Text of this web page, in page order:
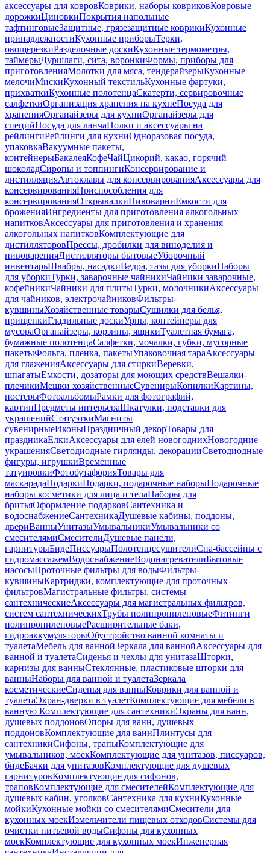
аксессуары для ковровКоврики, наборы ковриковКовровые
дорожкиЦиновкиПокрытия напольные
тафтинговыеЗащитные, грязезащитные коврикиКухонные
принадлежностиКухонные приборыТерки,
овощерезкиРазделочные доскиКухонные термометры,
таймерыДуршлаги, сита, воронкиФормы, приборы для
приготовленияМолотки для мяса, тендерайзерыКухонные
мелочиМискиКухонный текстильКухонные фартуки,
прихваткиКухонные полотенцаСкатерти, сервировочные
салфеткиОрганизация хранения на кухнеПосуда для
храненияОрганайзеры для кухниОрганайзеры для
специйПосуда для ланчаПолки и аксессуары на
рейлингиРейлинги для кухниОдноразовая посуда,
упаковкаВакуумные пакеты,
контейнерыБакалеяКофеЧайЦикорий, какао, горячий
шоколадСиропы и топпингиКонсервирование и
дистилляцияАвтоклавы для консервированияАксессуары для
консервированияПриспособления для
консервированияОткрывалкиПивоварниЕмкости для
броженияИнгредиенты для приготовления алкогольных
напитковАксессуары для приготовления и хранения
алкогольных напитковКомплектующие для
дистилляторовПрессы, дробилки для виноделия и
пивоваренияДистилляторы бытовыеУборочный
инвентарьШвабры, насадкиВедра, тазы для уборкиНаборы
для уборкиТурки, заварочные чайникиЧайники заварочные,
кофейникиЧайники для плитыТурки, молочникиАксессуары
для чайников, электрочайниковФильтры-
кувшиныХозяйственные товарыСушилки для белья,
прищепкиГладильные доскиУрны, контейнеры для
мусораОрганайзеры, корзины, ящикиТуалетная бумага,
бумажные полотенцаСалфетки, мочалки, губки, мусорные
пакетыФольга, пленка, пакетыУпаковочная тараАксессуары
для глаженияАксессуары для стиркиВеревки,
шпагатыЕмкости, дозаторы для моющих средствВешалки-
плечикиМешки хозяйственныеСувенирыКопилкиКартины,
постерыФотоальбомыРамки для фотографий,
картинПредметы интерьераШкатулки, подставки для
украшенийСтатуэткиМагниты
сувенирныеИконыПраздничный декорТовары для
праздникаЕлкиАксессуары для елей новогоднихНовогодние
украшенияСветодиодные гирлянды, декорацииСветодиодные
фигуры, игрушкиВременные
татуировкиФотобутафорияТовары для
маскарадаПодаркиПодарки, подарочные наборыПодарочные
наборы косметики для лица и телаНаборы для
бритьяОформление подарковСантехника и
водоснабжениеСантехникаДушевые кабины, поддоны,
двериВанныУнитазыУмывальникиУмывальники со
смесителямиСмесителиДушевые панели,
гарнитурыБидеПиссуарыПолотенцесушителиСпа-бассейны с
гидромассажемВодоснабжениеВодонагревателиБытовые
насосыПроточные фильтры для водыФильтры-
кувшиныКартриджи, комплектующие для проточных
фильтровМагистральные фильтры, системы
сантехническиеАксессуары для магистральных фильтров,
систем сантехническихТрубы полипропиленовыеФитинги
полипропиленовыеРасширительные баки,
гидроаккумуляторыОбустройство ванной комнаты и
туалетаМебель для ваннойЗеркала для ваннойАксессуары для
ванной и туалетаСиденья и чехлы для унитазаШторки,
карнизы для ванныСтеклянные, пластиковые шторки для
ванныНаборы для ванной и туалетаЗеркала
косметическиеСиденья для ванныКоврики для ванной и
туалетаЭкран-дверки в туалетКомплектующие для мебели в
ванную Комплектующие для сантехникиЭкраны для ванн,
душевых поддоновОпоры для ванн, душевых
поддоновКомплектующие для ваннПлинтусы для
сантехникиСифоны, трапыКомплектующие для
умывальников, моекКомплектующие для унитазов, писсуаров,
бидеБачки для унитазовКомплектующие для душевых
гарнитуровКомплектующие для сифонов,
траповКомплектующие для смесителейКомплектующие для
душевых кабин, уголковСантехника для кухниКухонные
мойкиКухонные мойки со смесителямиСмесители для
кухонных моекИзмельчители пищевых отходовСистемы для
очистки питьевой водыСифоны для кухонных
моекКомплектующие для кухонных моекИнженерная